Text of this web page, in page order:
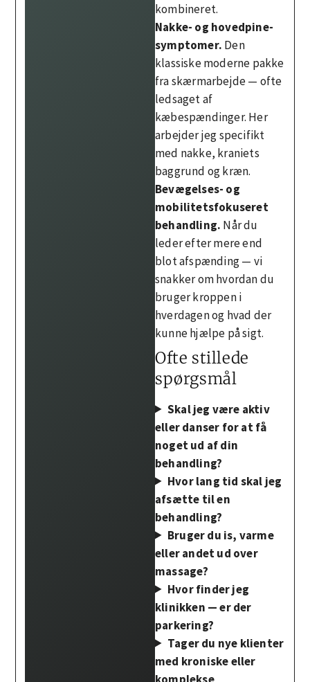
kombineret.
Nakke- og hovedpine-
symptomer. Den
klassiske moderne pakke
fra skærmarbejde — ofte
ledsaget af
kæbespændinger. Her
arbejder jeg specifikt
med nakke, kraniets
baggrund og kræn.
Bevægelses- og
mobilitetsfokuseret
behandling. Når du
leder efter mere end
blot afspænding — vi
snakker om hvordan du
bruger kroppen i
hverdagen og hvad der
kunne hjælpe på sigt.
Ofte stillede
spørgsmål
Skal jeg være aktiv
eller danser for at få
noget ud af din
behandling?
Hvor lang tid skal jeg
afsætte til en
behandling?
Bruger du is, varme
eller andet ud over
massage?
Hvor finder jeg
klinikken — er der
parkering?
Tager du nye klienter
med kroniske eller
komplekse